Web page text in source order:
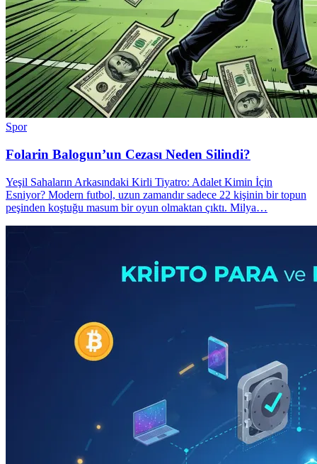
Spor
Folarin Balogun’un Cezası Neden Silindi?
Yeşil Sahaların Arkasındaki Kirli Tiyatro: Adalet Kimin İçin
Esniyor? Modern futbol, uzun zamandır sadece 22 kişinin bir topun
peşinden koştuğu masum bir oyun olmaktan çıktı. Milya…